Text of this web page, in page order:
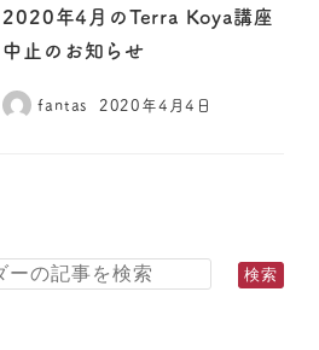
2020年4月のTerra Koya講座
中止のお知らせ
fantas 2020年4月4日